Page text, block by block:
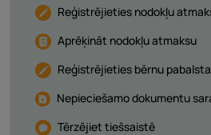
Reģistrējieties nodokļu
Aprēķināt nodokļu atmaksu
Reģistrējieties bērnu
Nepieciešamo dokumentu
Tērzējiet tiešsaistē